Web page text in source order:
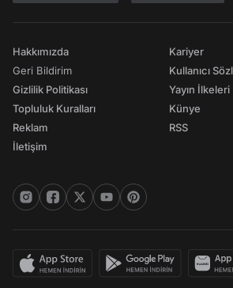
Hakkımızda
Geri Bildirim
Gizlilik Politikası
Topluluk Kuralları
Reklam
İletişim
Kariyer
Kullanıcı
Yayın İlkeleri
Künye
RSS